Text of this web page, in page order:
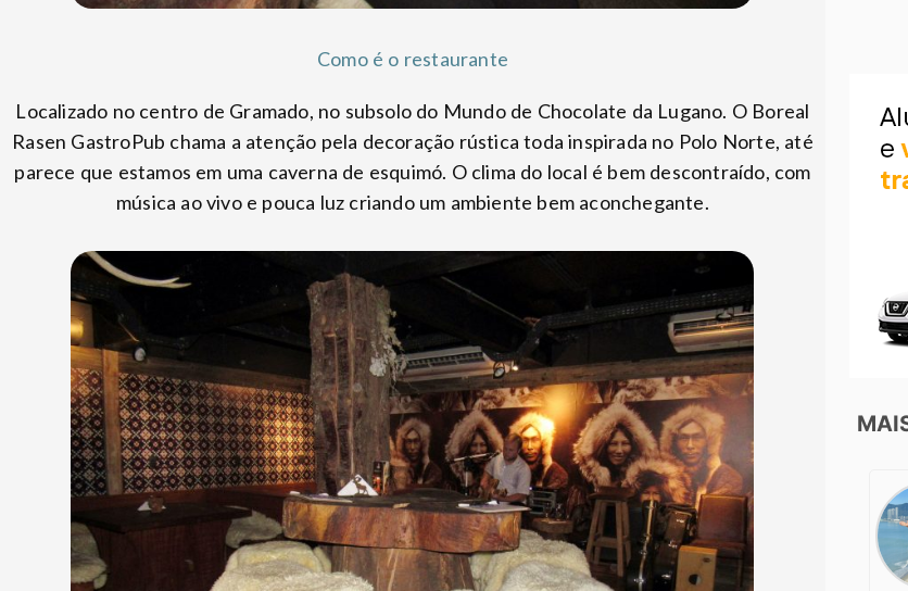
Como é o restaurante
Localizado no centro de Gramado, no subsolo do Mundo de Chocolate da Lugano. O Boreal
Rasen GastroPub chama a atenção pela decoração rústica toda inspirada no Polo Norte, até
parece que estamos em uma caverna de esquimó. O clima do local é bem descontraído, com
música ao vivo e pouca luz criando um ambiente bem aconchegante.